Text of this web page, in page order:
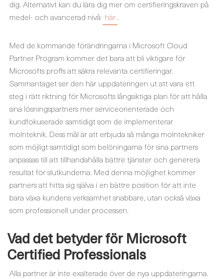
dig. Alternativt kan du lära dig mer om certifieringskraven på
medel- och avancerad nivå här .
Med de kommande förändringarna i Microsoft Cloud
Partner Program kommer det bara att bli viktigare för
Microsofts proffs att säkra relevanta certifieringar.
Sammantaget ser den här uppdateringen ut att vara ett
steg i rätt riktning för Microsofts långsiktiga plan för att hålla
sina lösningspartners mer serviceorienterade och
kundfokuserade samtidigt som de implementerar
molnteknik. Dess mål är att erbjuda så många molntekniker
som möjligt samtidigt som belöningarna för sina partners
anpassas till att tillhandahålla bättre tjänster och generera
resultat för slutkunderna. Med denna möjlighet kommer
partners att hitta sig själva i en bättre position för att inte
bara växa kundens verksamhet snabbare, utan också växa
som professionell under processen.
Vad det betyder för Microsoft
Certified Professionals
Alla partner är inte exalterade över de nya uppdateringarna.